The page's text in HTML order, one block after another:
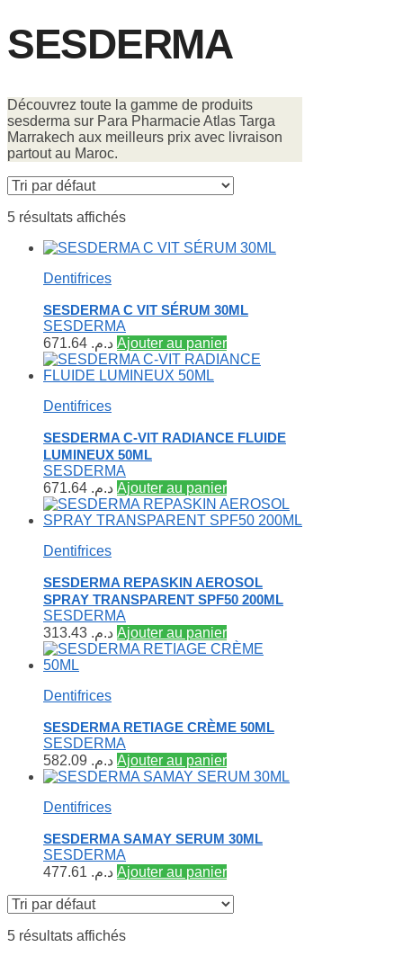
SESDERMA
Découvrez toute la gamme de produits
sesderma sur Para Pharmacie Atlas Targa
Marrakech aux meilleurs prix avec livraison
partout au Maroc.
5 résultats affichés
Dentifrices
SESDERMA C VIT SÉRUM 30ML
SESDERMA
د.م. Ajouter au panier
Dentifrices
SESDERMA C-VIT RADIANCE FLUIDE
LUMINEUX 50ML
SESDERMA
د.م. Ajouter au panier
Dentifrices
SESDERMA REPASKIN AEROSOL
SPRAY TRANSPARENT SPF50 200ML
SESDERMA
د.م. Ajouter au panier
Dentifrices
SESDERMA RETIAGE CRÈME 50ML
SESDERMA
د.م. Ajouter au panier
Dentifrices
SESDERMA SAMAY SERUM 30ML
SESDERMA
د.م. Ajouter au panier
5 résultats affichés